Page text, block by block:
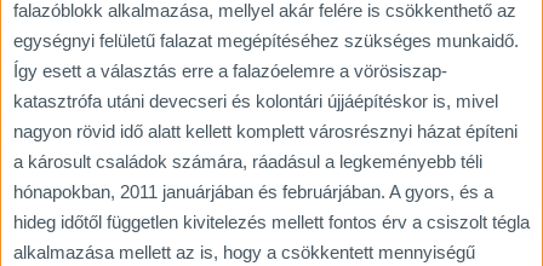
falazóblokk alkalmazása, mellyel akár felére is csökkenthető az
egységnyi felületű falazat megépítéséhez szükséges munkaidő.
Így esett a választás erre a falazóelemre a vörösiszap-
katasztrófa utáni devecseri és kolontári újjáépítéskor is, mivel
nagyon rövid idő alatt kellett komplett városrésznyi házat építeni
a károsult családok számára, ráadásul a legkeményebb téli
hónapokban, 2011 januárjában és februárjában. A gyors, és a
hideg időtől független kivitelezés mellett fontos érv a csiszolt tégla
alkalmazása mellett az is, hogy a csökkentett mennyiségű